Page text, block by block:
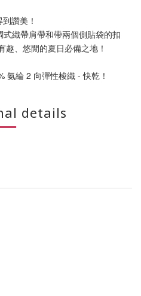
讚美！
織帶肩帶和帶兩個側貼袋的扣
、悠閒的夏日必備之地！
氨綸 2 向彈性梭織 - 快乾！
details